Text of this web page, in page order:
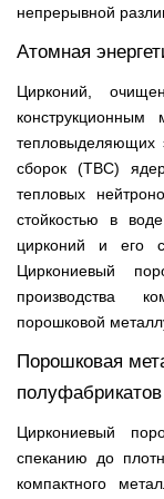
непрерывной
Атомная
Цирконий,
конструкционным
тепловыделяющих
сборок (ТВС)
тепловых
стойкостью в
цирконий и его
Циркониевый
производства
порошковой
Порошковая
полуфабрикатов
Циркониевый
спеканию до
компактного